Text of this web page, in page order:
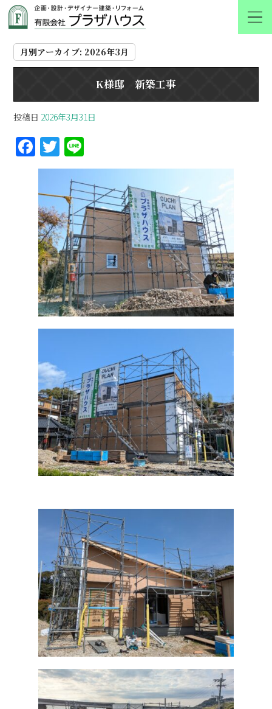
2026 3月
月別アーカイブ: 2026年3月
K様邸 新築工事
投稿日 2026年3月31日
F
a
ce
b
o
o
k
T
w
itt
er
n
e